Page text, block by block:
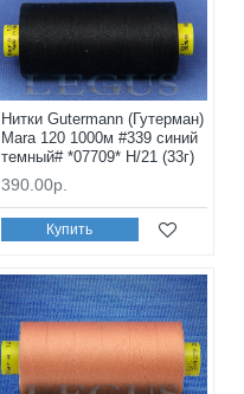
Нитки Gutermann (Гутерман)
Mara 120 1000м #339 синий
темный# *07709* H/21 (33г)
390.00р.
Купить